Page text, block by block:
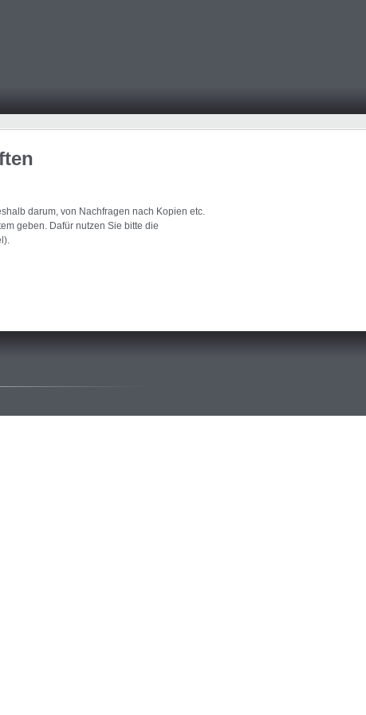
darum, von Nachfragen nach Kopien etc.
geben. Dafür nutzen Sie bitte die